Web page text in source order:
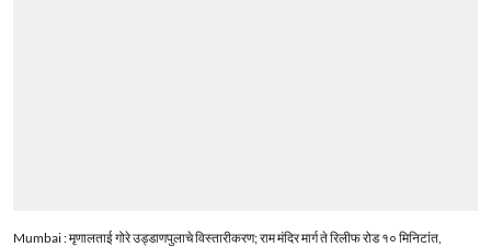
Mumbai : मृणालताई गोरे उड्डाणपुलाचे विस्तारीकरण; राम मंदिर मार्ग ते रिलीफ रोड १० मिनिटांत,